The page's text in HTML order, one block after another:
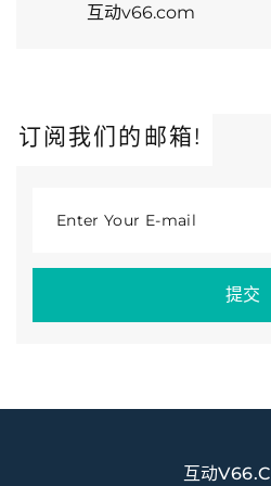
互动v66.com
订阅我们的邮箱!
Enter Your E-mail
提交
互动